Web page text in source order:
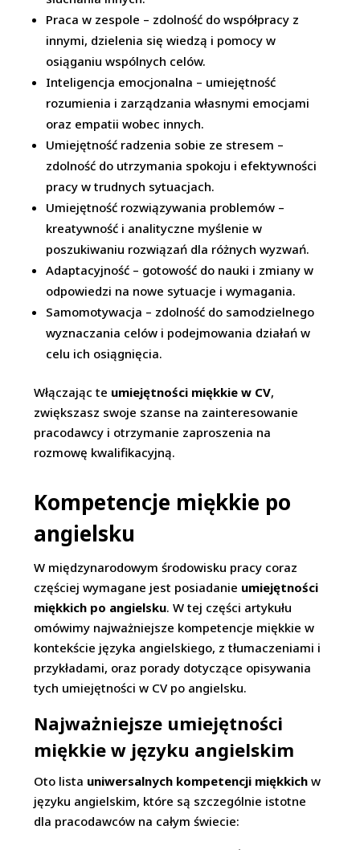
Praca w zespole – zdolność do współpracy z
innymi, dzielenia się wiedzą i pomocy w
osiąganiu wspólnych celów.
Inteligencja emocjonalna – umiejętność
rozumienia i zarządzania własnymi emocjami
oraz empatii wobec innych.
Umiejętność radzenia sobie ze stresem –
zdolność do utrzymania spokoju i efektywności
pracy w trudnych sytuacjach.
Umiejętność rozwiązywania problemów –
kreatywność i analityczne myślenie w
poszukiwaniu rozwiązań dla różnych wyzwań.
Adaptacyjność – gotowość do nauki i zmiany w
odpowiedzi na nowe sytuacje i wymagania.
Samomotywacja – zdolność do samodzielnego
wyznaczania celów i podejmowania działań w
celu ich osiągnięcia.
Włączając te umiejętności miękkie w CV,
zwiększasz swoje szanse na zainteresowanie
pracodawcy i otrzymanie zaproszenia na
rozmowę kwalifikacyjną.
Kompetencje miękkie po
angielsku
W międzynarodowym środowisku pracy coraz
częściej wymagane jest posiadanie umiejętności
miękkich po angielsku. W tej części artykułu
omówimy najważniejsze kompetencje miękkie w
kontekście języka angielskiego, z tłumaczeniami i
przykładami, oraz porady dotyczące opisywania
tych umiejętności w CV po angielsku.
Najważniejsze umiejętności
miękkie w języku angielskim
Oto lista uniwersalnych kompetencji miękkich w
języku angielskim, które są szczególnie istotne
dla pracodawców na całym świecie: